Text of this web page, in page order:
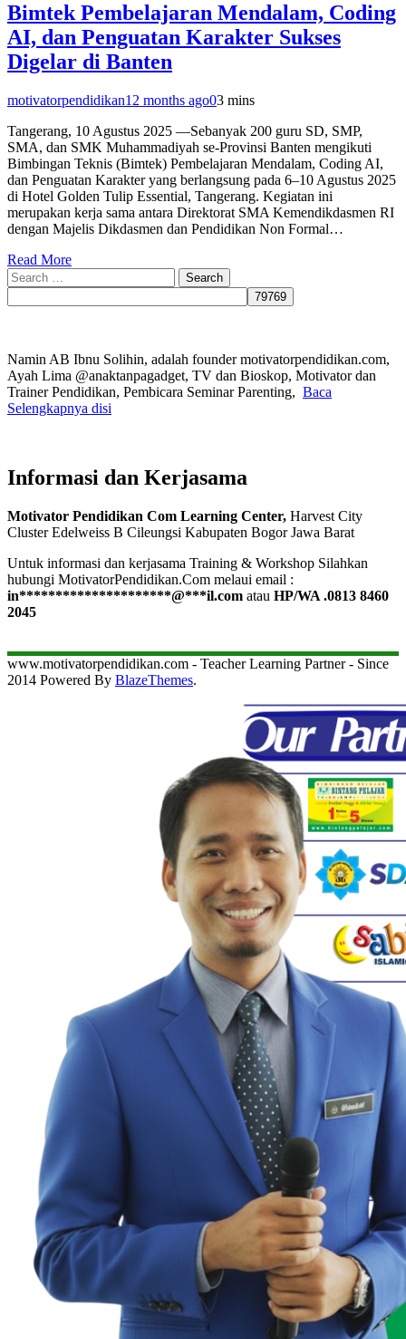
Bimtek Pembelajaran Mendalam, Coding
AI, dan Penguatan Karakter Sukses
Digelar di Banten
motivatorpendidikan12 months ago03 mins
Tangerang, 10 Agustus 2025 —Sebanyak 200 guru SD, SMP,
SMA, dan SMK Muhammadiyah se-Provinsi Banten mengikuti
Bimbingan Teknis (Bimtek) Pembelajaran Mendalam, Coding AI,
dan Penguatan Karakter yang berlangsung pada 6–10 Agustus 2025
di Hotel Golden Tulip Essential, Tangerang. Kegiatan ini
merupakan kerja sama antara Direktorat SMA Kemendikdasmen RI
dengan Majelis Dikdasmen dan Pendidikan Non Formal…
Read More
Search
for:
Namin AB Ibnu Solihin, adalah founder motivatorpendidikan.com,
Ayah Lima @anaktanpagadget, TV dan Bioskop, Motivator dan
Trainer Pendidikan, Pembicara Seminar Parenting, Baca
Selengkapnya disi
Informasi dan Kerjasama
Motivator Pendidikan Com Learning Center, Harvest City
Cluster Edelweiss B Cileungsi Kabupaten Bogor Jawa Barat
Untuk informasi dan kerjasama Training & Workshop Silahkan
hubungi MotivatorPendidikan.Com melaui email :
in*********************@***il.com atau HP/WA .0813 8460
2045
www.motivatorpendidikan.com - Teacher Learning Partner - Since
2014 Powered By BlazeThemes.